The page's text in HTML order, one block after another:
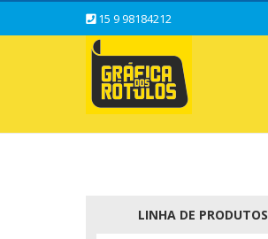
15 9 98184212
LINHA DE PRODUTOS